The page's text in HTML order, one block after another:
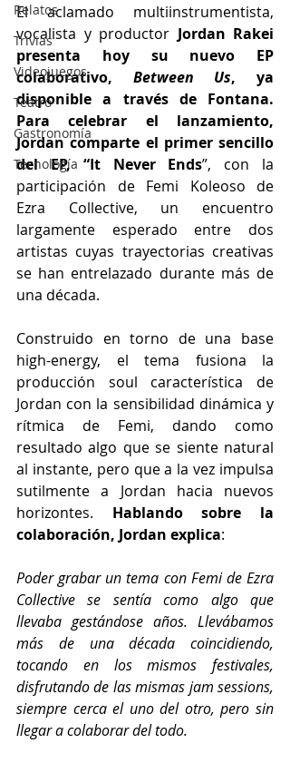
Relatos
Trivias
Videojuegos
Teatro
Gastronomía
Tecnología
El aclamado multiinstrumentista,
vocalista y productor Jordan Rakei
presenta hoy su nuevo EP
colaborativo, Between Us, ya
disponible a través de Fontana.
Para celebrar el lanzamiento,
Jordan comparte el primer sencillo
del EP, “It Never Ends”, con la
participación de Femi Koleoso de
Ezra Collective, un encuentro
largamente esperado entre dos
artistas cuyas trayectorias creativas
se han entrelazado durante más de
una década.
Construido en torno de una base
high-energy, el tema fusiona la
producción soul característica de
Jordan con la sensibilidad dinámica y
rítmica de Femi, dando como
resultado algo que se siente natural
al instante, pero que a la vez impulsa
sutilmente a Jordan hacia nuevos
horizontes. Hablando sobre la
colaboración, Jordan explica:
Poder grabar un tema con Femi de Ezra
Collective se sentía como algo que
llevaba gestándose años. Llevábamos
más de una década coincidiendo,
tocando en los mismos festivales,
disfrutando de las mismas jam sessions,
siempre cerca el uno del otro, pero sin
llegar a colaborar del todo.